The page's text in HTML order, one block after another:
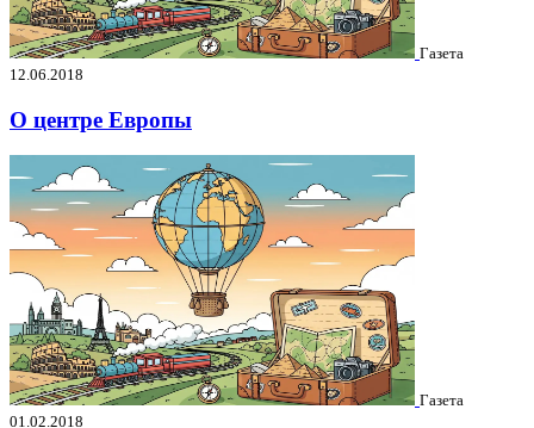
Газета
12.06.2018
О центре Европы
Газета
01.02.2018